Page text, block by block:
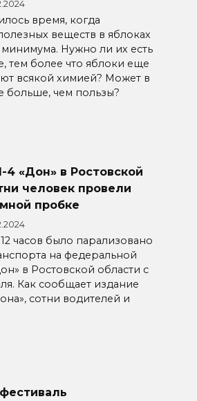
время, когда
веществ в яблоках
Нужно ли их есть
тем более что яблоки еще
всякой химией? Может в
больше, чем пользы?
4 «Дон» в Ростовской
человек провели
пробке
часов было парализовано
на федеральной
в Ростовской области с
Как сообщает издание
сотни водителей и